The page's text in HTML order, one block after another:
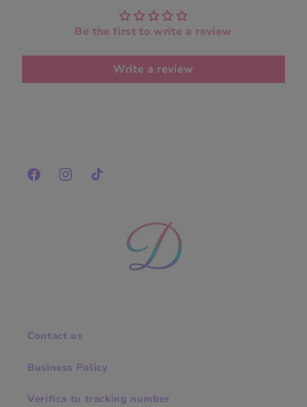
Be the first to write a review
Write a review
FacebookInstagramTikTok
Contact us
Business Policy
Verifica tu tracking number